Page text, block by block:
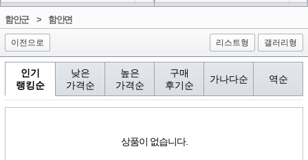
1
함안군> 함안면
이전으로 리스트형 갤러리형
인기
랭킹순
낮은
가격순
높은
가격순
구매
후기순
가나다순 역순
상품이 없습니다.